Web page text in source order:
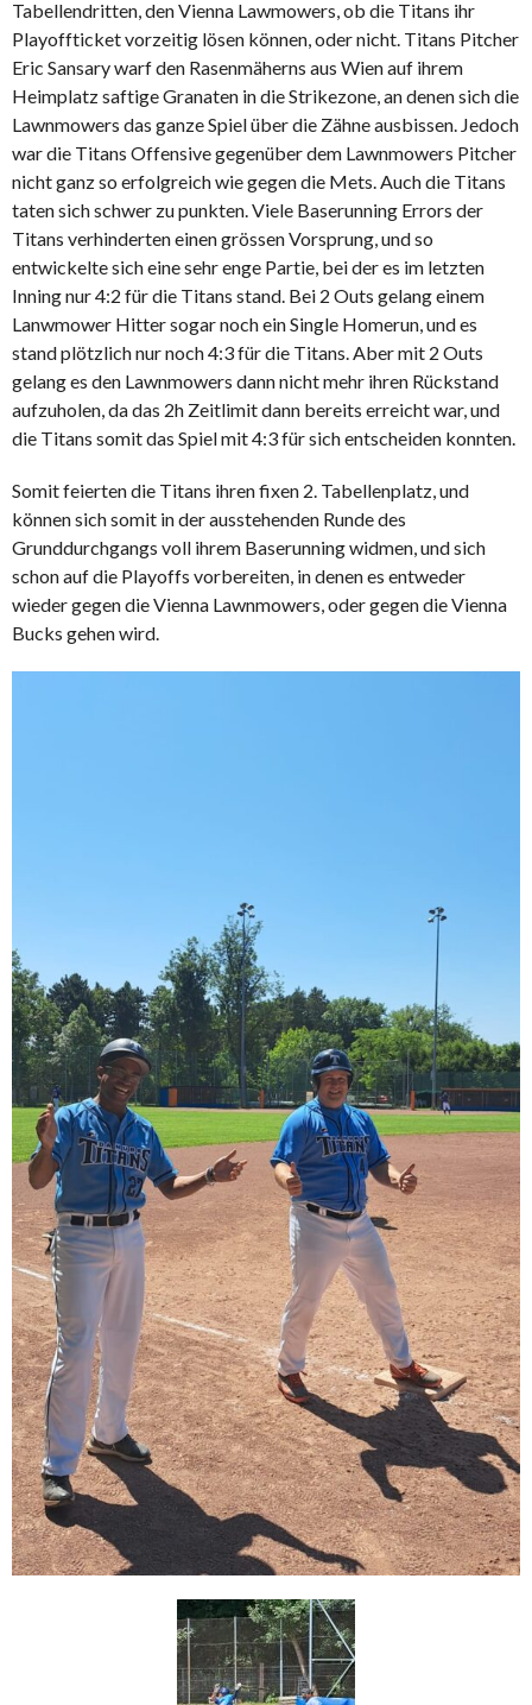
Tabellendritten, den Vienna Lawmowers, ob die Titans ihr
Playoffticket vorzeitig lösen können, oder nicht. Titans Pitcher
Eric Sansary warf den Rasenmäherns aus Wien auf ihrem
Heimplatz saftige Granaten in die Strikezone, an denen sich die
Lawnmowers das ganze Spiel über die Zähne ausbissen. Jedoch
war die Titans Offensive gegenüber dem Lawnmowers Pitcher
nicht ganz so erfolgreich wie gegen die Mets. Auch die Titans
taten sich schwer zu punkten. Viele Baserunning Errors der
Titans verhinderten einen grössen Vorsprung, und so
entwickelte sich eine sehr enge Partie, bei der es im letzten
Inning nur 4:2 für die Titans stand. Bei 2 Outs gelang einem
Lanwmower Hitter sogar noch ein Single Homerun, und es
stand plötzlich nur noch 4:3 für die Titans. Aber mit 2 Outs
gelang es den Lawnmowers dann nicht mehr ihren Rückstand
aufzuholen, da das 2h Zeitlimit dann bereits erreicht war, und
die Titans somit das Spiel mit 4:3 für sich entscheiden konnten.
Somit feierten die Titans ihren fixen 2. Tabellenplatz, und
können sich somit in der ausstehenden Runde des
Grunddurchgangs voll ihrem Baserunning widmen, und sich
schon auf die Playoffs vorbereiten, in denen es entweder
wieder gegen die Vienna Lawnmowers, oder gegen die Vienna
Bucks gehen wird.